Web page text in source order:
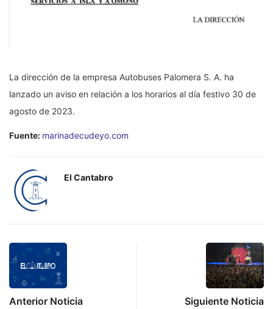
La dirección de la empresa Autobuses Palomera S. A. ha
lanzado un aviso en relación a los horarios al día festivo 30 de
agosto de 2023.
Fuente: marinadecudeyo.com
El Cantabro
Anterior Noticia Siguiente Noticia